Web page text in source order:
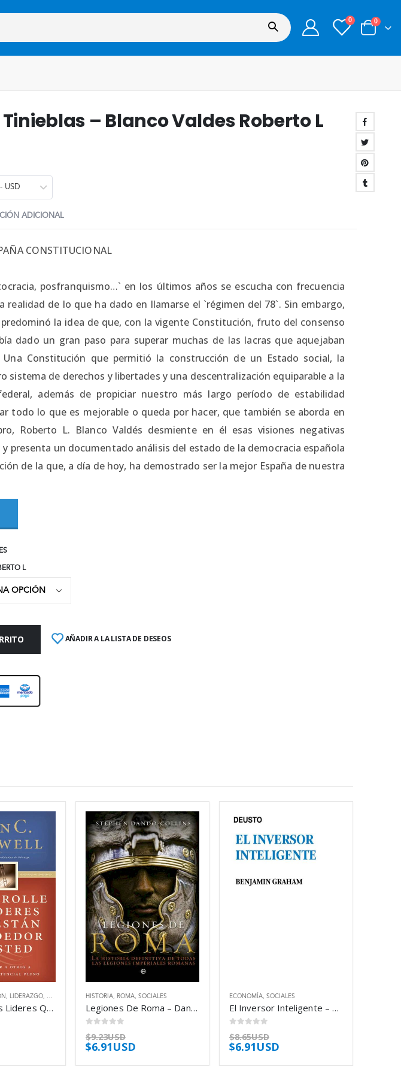
0 0
Tinieblas – Blanco Valdes Roberto L
USD
ADICIONAL
CONSTITUCIONAL
posfranquismo…` en los últimos años se escucha con frecuencia
realidad de lo que ha dado en llamarse el `régimen del 78`. Sin embargo,
la idea de que, con la vigente Constitución, fruto del consenso
dado un gran paso para superar muchas de las lacras que aquejaban
Constitución que permitió la construcción de un Estado social, la
sistema de derechos y libertades y una descentralización equiparable a la
además de propiciar nuestro más largo período de estabilidad
todo lo que es mejorable o queda por hacer, que también se aborda en
Roberto L. Blanco Valdés desmiente en él esas visiones negativas
presenta un documentado análisis del estado de la democracia española
de la que, a día de hoy, ha demostrado ser la mejor España de nuestra
L
AÑADIR A LA LISTA DE DESEOS
LIDERAZGO
Desarrolle Los Lideres Que Estan Alrededor – Maxwell John C
HISTORIA ROMA SOCIALES
Legiones De Roma – Dando Collins Stephen
$9.23USD
$6.91USD
ECONOMÍA SOCIALES
El Inversor Inteligente – Graham Benjamin
$8.65USD
$6.91USD